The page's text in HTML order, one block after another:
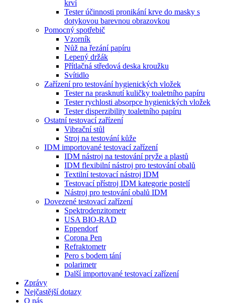
krví
Tester účinnosti pronikání krve do masky s
dotykovou barevnou obrazovkou
Pomocný spotřebič
Vzorník
Nůž na řezání papíru
Lepený držák
Přítlačná středová deska kroužku
Svítidlo
Zařízení pro testování hygienických vložek
Tester na prasknutí kuličky toaletního papíru
Tester rychlosti absorpce hygienických vložek
Tester disperzibility toaletního papíru
Ostatní testovací zařízení
Vibrační stůl
Stroj na testování kůže
IDM importované testovací zařízení
IDM nástroj na testování pryže a plastů
IDM flexibilní nástroj pro testování obalů
Textilní testovací nástroj IDM
Testovací přístroj IDM kategorie postelí
Nástroj pro testování obalů IDM
Dovezené testovací zařízení
Spektrodenzitometr
USA BIO-RAD
Eppendorf
Corona Pen
Refraktometr
Pero s bodem tání
polarimetr
Další importované testovací zařízení
Zprávy
Nejčastější dotazy
O nás